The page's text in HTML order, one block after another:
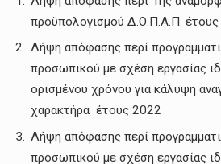
προϋπολογισμού Δ.Ο.Π.Α.Π.
Λήψη απόφασης περί
προσωπικού με σχέση εργασίας
ορισμένου χρόνου για κάλυψη
χαρακτήρα έτους 2022
Λήψη απόφασης περί
προσωπικού με σχέση εργασίας